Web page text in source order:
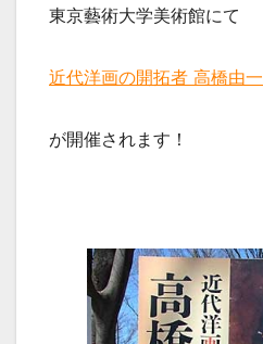
東京藝術大学美術館にて
近代洋画の開拓者 高橋由一
が開催されます！